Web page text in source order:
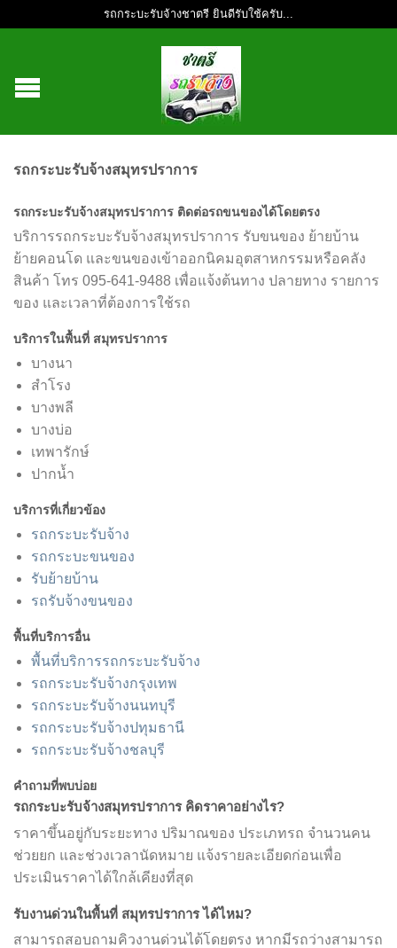
รถกระบะรับจ้างชาตรี ยินดีรับใช้ครับ...
รถกระบะรับจ้างสมุทรปราการ
รถกระบะรับจ้างสมุทรปราการ ติดต่อรถขนของได้โดยตรง
บริการรถกระบะรับจ้างสมุทรปราการ รับขนของ ย้ายบ้าน
ย้ายคอนโด และขนของเข้าออกนิคมอุตสาหกรรมหรือคลัง
สินค้า โทร 095-641-9488 เพื่อแจ้งต้นทาง ปลายทาง รายการ
ของ และเวลาที่ต้องการใช้รถ
บริการในพื้นที่ สมุทรปราการ
บางนา
สำโรง
บางพลี
บางบ่อ
เทพารักษ์
ปากน้ำ
บริการที่เกี่ยวข้อง
รถกระบะรับจ้าง
รถกระบะขนของ
รับย้ายบ้าน
รถรับจ้างขนของ
พื้นที่บริการอื่น
พื้นที่บริการรถกระบะรับจ้าง
รถกระบะรับจ้างกรุงเทพ
รถกระบะรับจ้างนนทบุรี
รถกระบะรับจ้างปทุมธานี
รถกระบะรับจ้างชลบุรี
คำถามที่พบบ่อย
รถกระบะรับจ้างสมุทรปราการ คิดราคาอย่างไร?
ราคาขึ้นอยู่กับระยะทาง ปริมาณของ ประเภทรถ จำนวนคน
ช่วยยก และช่วงเวลานัดหมาย แจ้งรายละเอียดก่อนเพื่อ
ประเมินราคาได้ใกล้เคียงที่สุด
รับงานด่วนในพื้นที่ สมุทรปราการ ได้ไหม?
สามารถสอบถามคิวงานด่วนได้โดยตรง หากมีรถว่างสามารถ